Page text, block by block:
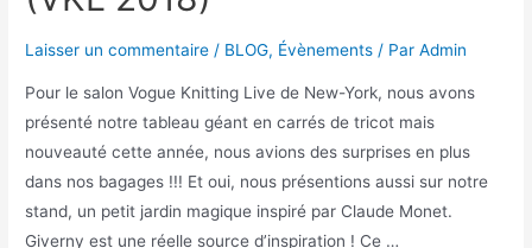
Laisser un commentaire / BLOG, Évènements / ParAdmin
Pour le salon Vogue Knitting Live de New-York, nous avons
présenté notre tableau géant en carrés de tricot mais
nouveauté cette année, nous avions des surprises en plus
dans nos bagages !!! Et oui, nous présentions aussi sur notre
stand, un petit jardin magique inspiré par Claude Monet.
Giverny est une réelle source d’inspiration ! Ce …